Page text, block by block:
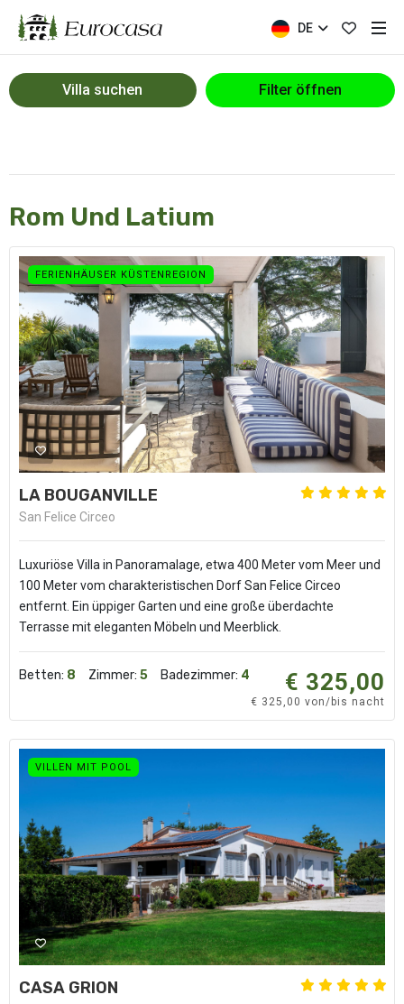
DE
Villa suchen Filter öffnen
Rom Und Latium
FERIENHÄUSER KÜSTENREGION
LA BOUGANVILLE
San Felice Circeo
Luxuriöse Villa in Panoramalage, etwa 400 Meter vom Meer und
100 Meter vom charakteristischen Dorf San Felice Circeo
entfernt. Ein üppiger Garten und eine große überdachte
Terrasse mit eleganten Möbeln und Meerblick.
Betten: 8 Zimmer: 5 Badezimmer: 4 € 325,00
€ 325,00 von/bis nacht
VILLEN MIT POOL
CASA GRION